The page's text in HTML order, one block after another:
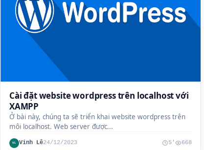
Cài đặt website wordpress trên localhost với
XAMPP
Ở bài này, chúng ta sẽ triển khai website wordpress trên
môi localhost. Web server được...
VL Vinh Lê24/12/2023 5' 668